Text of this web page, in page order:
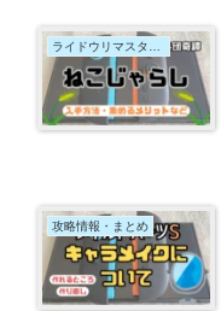
攻略情報・まとめ